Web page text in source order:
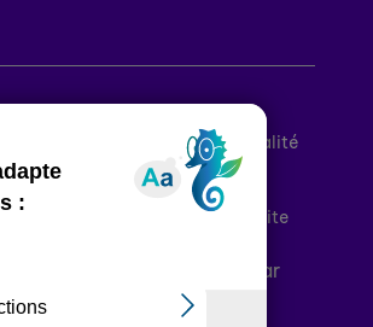
Politique de confidentialité
générales d’utilisation
d’accessibilité
Plan du site
développée en France par